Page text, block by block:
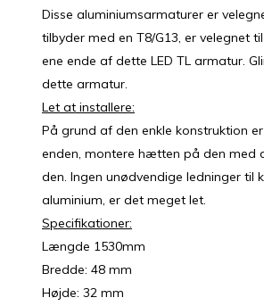
Disse aluminiumsarmaturer er
tilbyder med en T8/G13, er velegnet
ene ende af dette LED TL armatur.
dette armatur.
Let at installere:
På grund af den enkle konstruktion
enden, montere hætten på den med
den. Ingen unødvendige ledninger
aluminium, er det meget let.
Specifikationer:
Længde 1530mm
Bredde: 48 mm
Højde: 32 mm